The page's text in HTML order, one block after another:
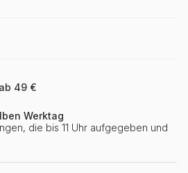
49 €
Werktag
die bis 11 Uhr aufgegeben und